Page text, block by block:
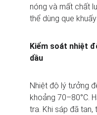
nóng và mất chất
thể dùng que
Kiểm soát nhiệt
dầu
Nhiệt độ lý tưởng
khoảng 70–80°C.
tra. Khi sáp đã